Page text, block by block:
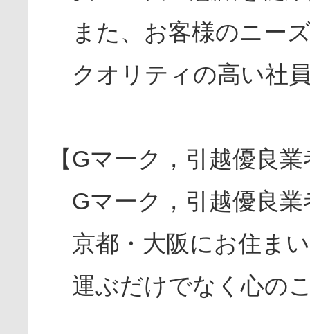
また、お客様のニー
クオリティの高い社
【Gマーク，引越優良
Gマーク，引越優良業
京都・大阪にお住ま
運ぶだけでなく心の